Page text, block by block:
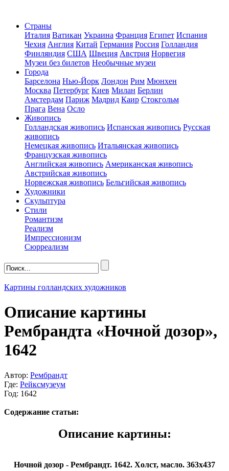
Страны
Италия Ватикан Украина Франция Египет Испания
Чехия Англия Китай Германия Россия Голландия
Финляндия США Швеция Австрия Норвегия
Музеи без билетов Необычные музеи
Города
Барселона Нью-Йорк Лондон Рим Мюнхен
Москва Петербург Киев Милан Берлин
Амстердам Париж Мадрид Каир Стокгольм
Прага Вена Осло
Живопись
Голландская живопись Испанская живопись Русская
живопись
Немецкая живопись Итальянская живопись
Французская живопись
Английская живопись Американская живопись
Австрийская живопись
Норвежская живопись Бельгийская живопись
Художники
Скульптура
Стили
Романтизм
Реализм
Импрессионизм
Сюрреализм
Картины голландских художников
Описание картины
Рембрандта «Ночной дозор»,
1642
Автор: Рембрандт
Где: Рейксмузеум
Год: 1642
Содержание статьи:
Описание картины:
Ночной дозор - Рембрандт. 1642. Холст, масло. 363х437